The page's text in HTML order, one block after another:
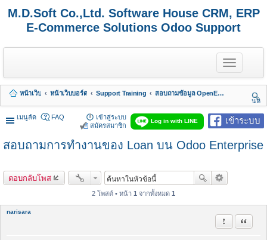
M.D.Soft Co.,Ltd. Software House CRM, ERP
E-Commerce Solutions Odoo Support
T
o
g
e
n
a
i
g
หน้าเว็บ หน้าเว็บบอร์ด Support Training
สอบถามข้อมูล OpenERP 7 - Odoo 8, 9, 10, 11, 12, 13, 14, 15,.. รวมถึง Odoo Enterprise
นห
า
เมนูลัด
เข้าระบบ
Log in with LINE
FAQ
เข้าสู่ระบบ
สมัครสมาชิก
สอบถามการทำงานของ Loan บน Odoo Enterprise
ตอบกลับโพส
2 โพสต์ • หน้า 1 จากทั้งหมด 1
narisara
รายงานในข้
อ้างคำ